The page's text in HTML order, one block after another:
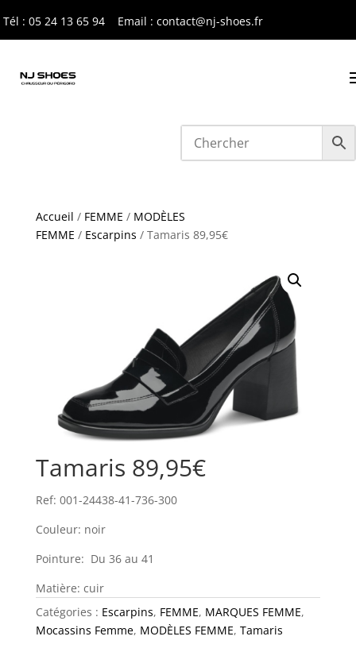
Tél : 05 24 13 65 94 Email : contact@nj-shoes.fr
Accueil / FEMME / MODÈLES
FEMME / Escarpins / Tamaris 89,95€
Tamaris 89,95€
Ref: 001-24438-41-736-300
Couleur: noir
Pointure: Du 36 au 41
Matière: cuir
Catégories : Escarpins, FEMME, MARQUES FEMME,
Mocassins Femme, MODÈLES FEMME, Tamaris